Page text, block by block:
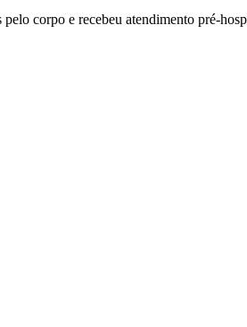
corpo e recebeu atendimento pré-